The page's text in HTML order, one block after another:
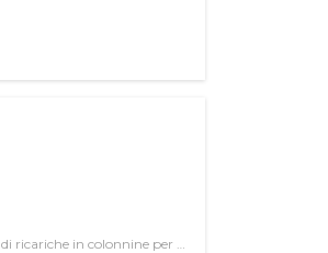
ricariche in colonnine per il